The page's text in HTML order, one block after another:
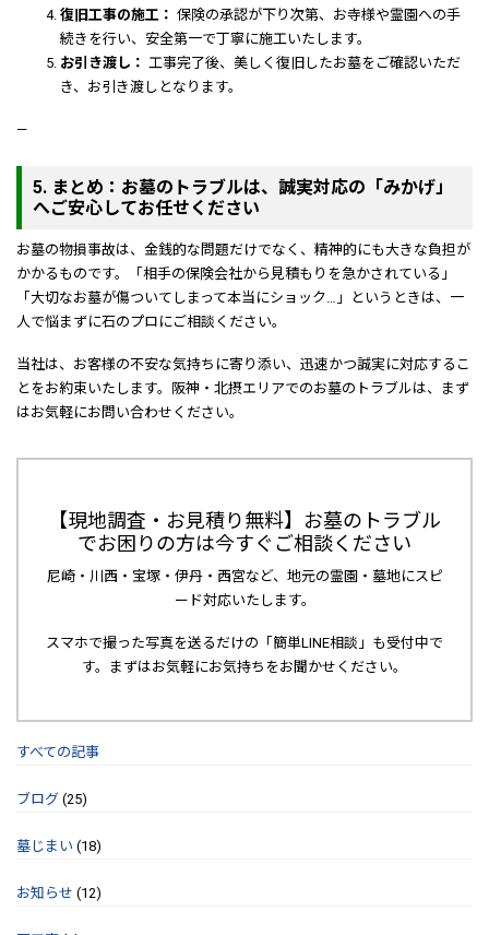
復旧工事の施工： 保険の承認が下り次第、お寺様や霊園への手
続きを行い、安全第一で丁寧に施工いたします。
お引き渡し： 工事完了後、美しく復旧したお墓をご確認いただ
き、お引き渡しとなります。
—
5. まとめ：お墓のトラブルは、誠実対応の「みかげ」
へご安心してお任せください
お墓の物損事故は、金銭的な問題だけでなく、精神的にも大きな負担が
かかるものです。「相手の保険会社から見積もりを急かされている」
「大切なお墓が傷ついてしまって本当にショック…」というときは、一
人で悩まずに石のプロにご相談ください。
当社は、お客様の不安な気持ちに寄り添い、迅速かつ誠実に対応するこ
とをお約束いたします。阪神・北摂エリアでのお墓のトラブルは、まず
はお気軽にお問い合わせください。
【現地調査・お見積り無料】お墓のトラブル
でお困りの方は今すぐご相談ください
尼崎・川西・宝塚・伊丹・西宮など、地元の霊園・墓地にスピ
ード対応いたします。
スマホで撮った写真を送るだけの「簡単LINE相談」も受付中で
す。まずはお気軽にお気持ちをお聞かせください。
すべての記事
ブログ (25)
墓じまい (18)
お知らせ (12)